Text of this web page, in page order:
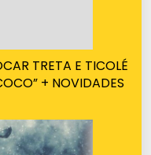
TRETA E TICOLÉ
+ NOVIDADES